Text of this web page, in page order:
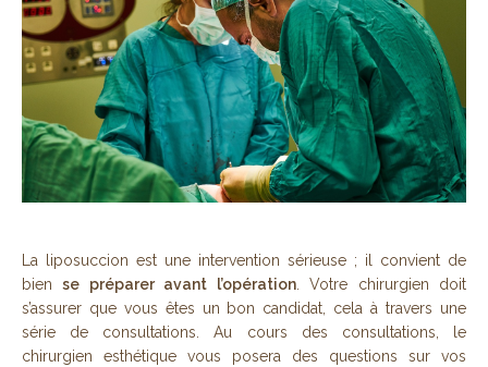
La liposuccion est une intervention sérieuse ; il convient de
biense préparer avant l’opération. Votre chirurgien doit
s’assurer que vous êtes un bon candidat, cela à travers une
série de consultations. Au cours des consultations, le
chirurgien esthétique vous posera des questions sur vos